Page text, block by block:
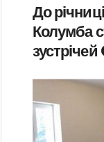
До
Колумба